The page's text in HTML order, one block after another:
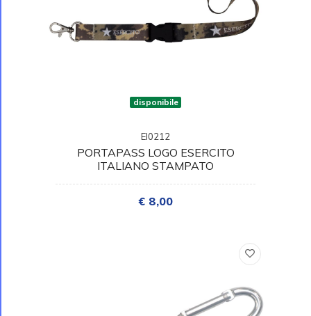
disponibile
EI0212
PORTAPASS LOGO ESERCITO
ITALIANO STAMPATO
€ 8,00